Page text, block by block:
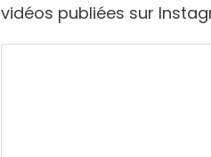
vidéos publiées sur